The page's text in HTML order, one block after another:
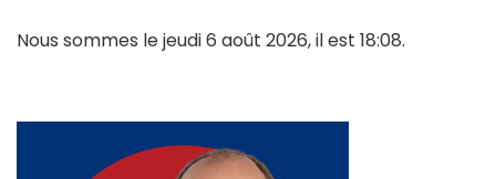
Nous sommes le jeudi 6 août 2026, il est 18:08.